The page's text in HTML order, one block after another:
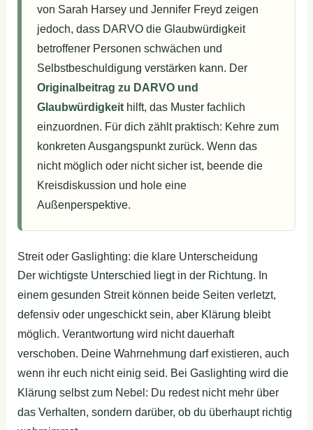
von Sarah Harsey und Jennifer Freyd zeigen
jedoch, dass DARVO die Glaubwürdigkeit
betroffener Personen schwächen und
Selbstbeschuldigung verstärken kann. Der
Originalbeitrag zu DARVO und
Glaubwürdigkeithilft, das Muster fachlich
einzuordnen. Für dich zählt praktisch: Kehre zum
konkreten Ausgangspunkt zurück. Wenn das
nicht möglich oder nicht sicher ist, beende die
Kreisdiskussion und hole eine
Außenperspektive.
Streit oder Gaslighting: die klare Unterscheidung
Der wichtigste Unterschied liegt in der Richtung. In
einem gesunden Streit können beide Seiten verletzt,
defensiv oder ungeschickt sein, aber Klärung bleibt
möglich. Verantwortung wird nicht dauerhaft
verschoben. Deine Wahrnehmung darf existieren, auch
wenn ihr euch nicht einig seid. Bei Gaslighting wird die
Klärung selbst zum Nebel: Du redest nicht mehr über
das Verhalten, sondern darüber, ob du überhaupt richtig